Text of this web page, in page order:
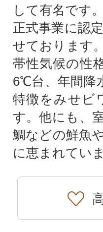
して有名です
正式事業に認
せております
帯性気候の性
6℃台、年間降
特徴をみせビ
す。他にも、
鯛などの鮮魚
に恵まれていま